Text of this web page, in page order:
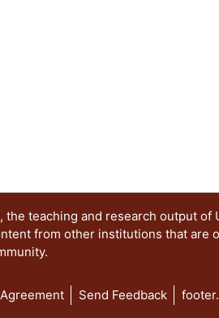
teaching and research output of
from other institutions that are
Send Feedback